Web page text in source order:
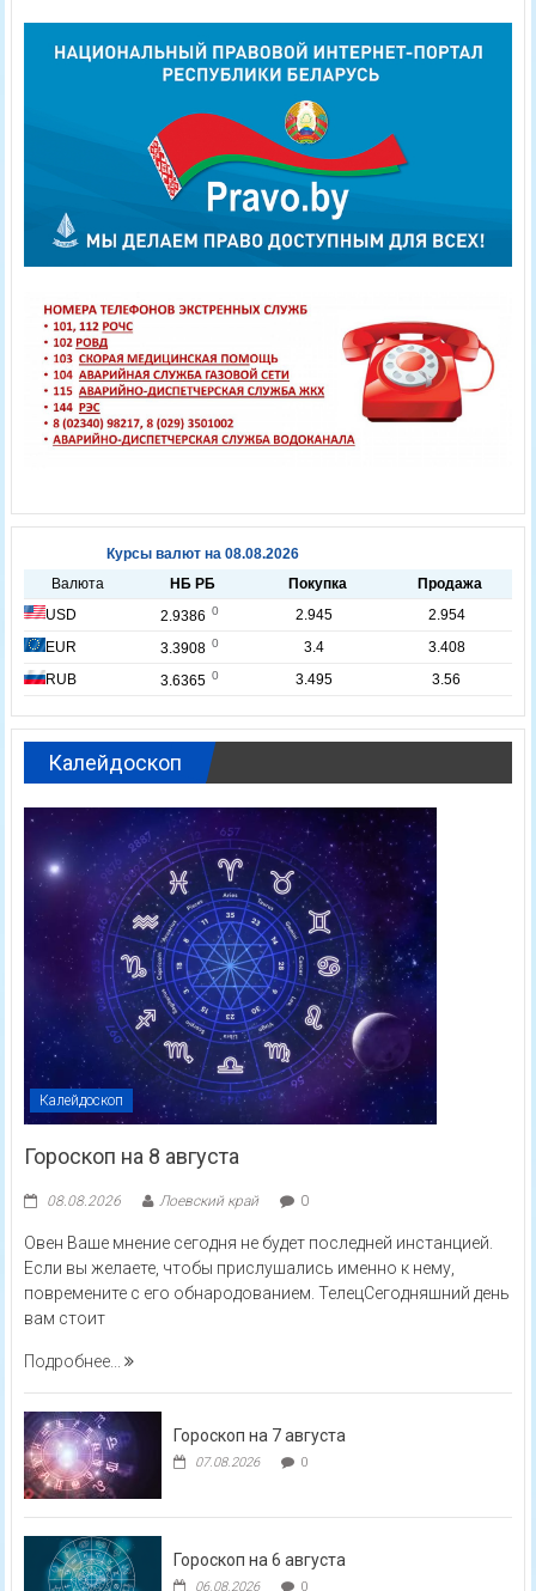
Калейдоскоп
Калейдоскоп
Гороскоп на 8 августа
08.08.2026 Лоевский край 0
Овен Ваше мнение сегодня не будет последней инстанцией.
Если вы желаете, чтобы прислушались именно к нему,
повремените с его обнародованием. ТелецСегодняшний день
вам стоит
Подробнее...
Гороскоп на 7 августа
07.08.2026 0
Гороскоп на 6 августа
06.08.2026 0